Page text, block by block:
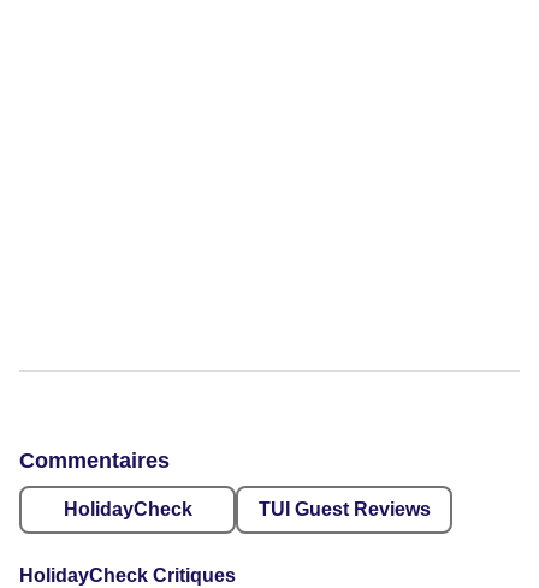
Commentaires
HolidayCheck TUI Guest Reviews
HolidayCheck Critiques